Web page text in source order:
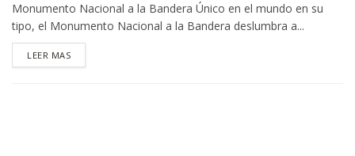
Monumento Nacional a la Bandera Único en el mundo en su
tipo, el Monumento Nacional a la Bandera deslumbra a...
LEER MASDETAILS